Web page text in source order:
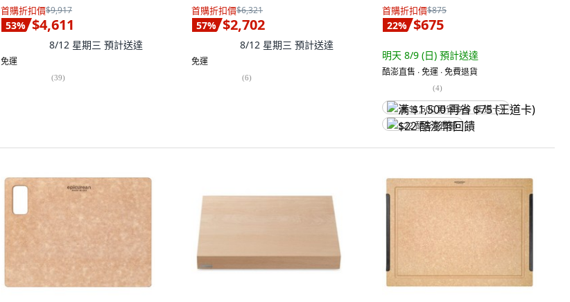
首購折扣價$9,917
53% $4,611
8/12 星期三 預計送達
免運
(39)
首購折扣價$6,321
57% $2,702
8/12 星期三 預計送達
免運
(6)
首購折扣價$875
22% $675
明天 8/9 (日) 預計送達
酷澎直售 ∙ 免運 ∙ 免費退貨
(4)
满 $1,500 再省 $75 (王道卡)
$22 酷澎幣回饋